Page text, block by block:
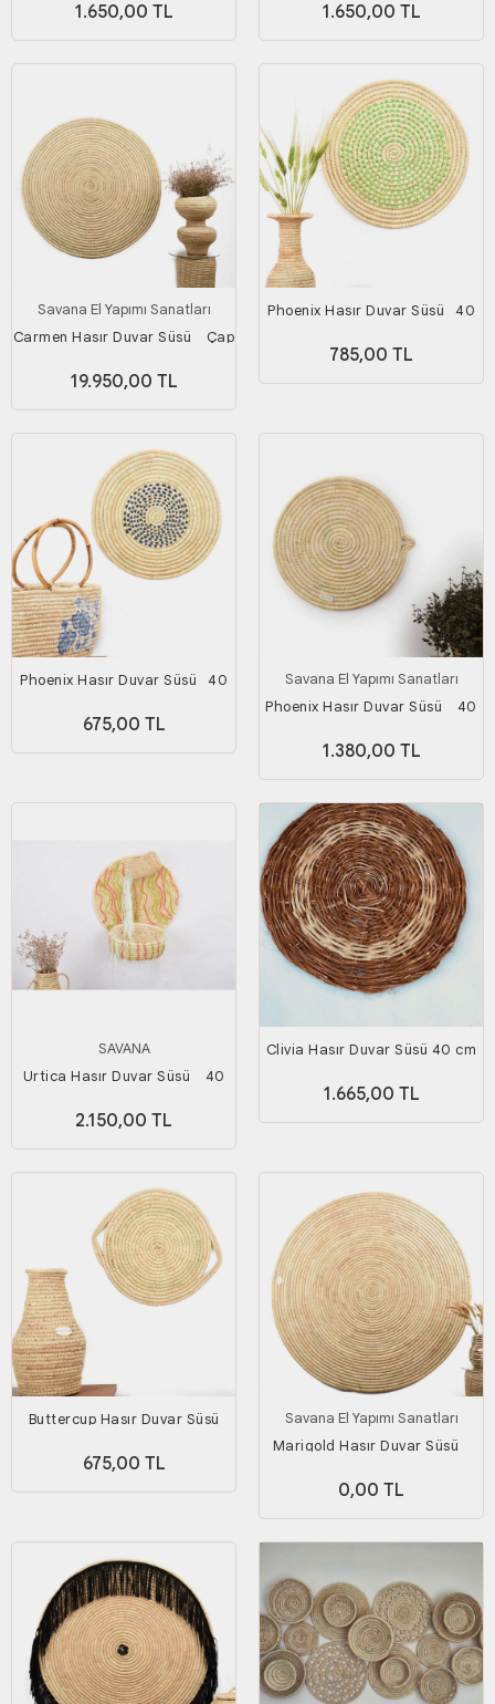
1.650,00 TL 1.650,00 TL
Savana El Yapımı Sanatları
Carmen Hasır Duvar Süsü _ Çap
19.950,00 TL
Phoenix Hasır Duvar Süsü_ 40
785,00 TL
Phoenix Hasır Duvar Süsü_ 40
675,00 TL
Savana El Yapımı Sanatları
Phoenix Hasır Duvar Süsü _ 40
1.380,00 TL
SAVANA
Urtica Hasır Duvar Süsü _ 40
2.150,00 TL
Clivia Hasır Duvar Süsü 40 cm
1.665,00 TL
Buttercup Hasır Duvar Süsü
675,00 TL
Savana El Yapımı Sanatları
Marigold Hasır Duvar Süsü _
0,00 TL